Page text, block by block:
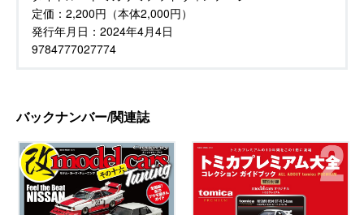
定価： 2,200円（本体2,000円）
発行年月日： 2024年4月4日
9784777027774
バックナンバー/関連誌